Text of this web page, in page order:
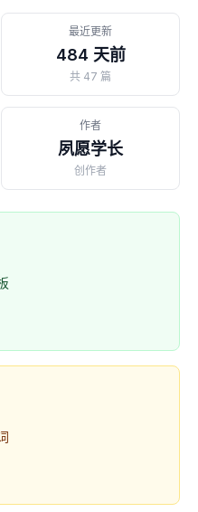
最近更新
484 天前
共 47 篇
作者
夙愿学长
创作者